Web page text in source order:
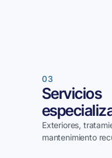
03
Servicios
Exteriores,
mantenimiento